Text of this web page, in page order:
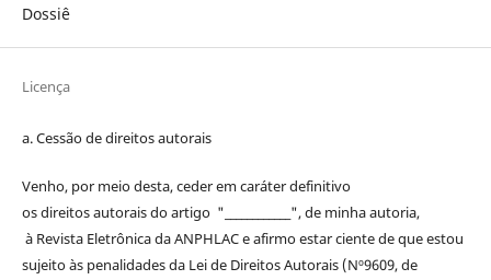
Dossiê
Licença
a. Cessão dedireitosautorais
Venho, por meio desta, ceder em caráter definitivo
osdireitosautoraisdo artigo "____________", de minha autoria,
à Revista Eletrônica da ANPHLACe afirmo estar ciente de que estou
sujeito às penalidades da Lei de DireitosAutorais(Nº9609, de